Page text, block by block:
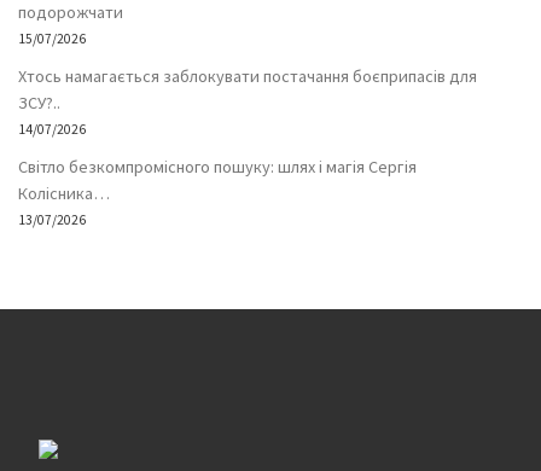
подорожчати
15/07/2026
Хтось намагається заблокувати постачання боєприпасів для
ЗСУ?..
14/07/2026
Світло безкомпромісного пошуку: шлях і магія Сергія
Колісника…
13/07/2026